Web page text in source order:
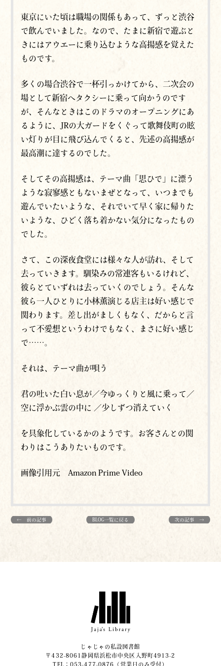
東京にいた頃は職場の関係もあって、ずっと渋谷
で飲んでいました。なので、たまに新宿で遊ぶと
きにはアウエーに乗り込むような高揚感を覚えた
ものです。
多くの場合渋谷で一杯引っかけてから、二次会の
場として新宿へタクシーに乗って向かうのです
が、そんなときはこのドラマのオープニングにあ
るように、JRの大ガードをくぐって歌舞伎町の眩
い灯りが目に飛び込んでくると、先述の高揚感が
最高潮に達するのでした。
そしてその高揚感は、テーマ曲「思ひで」に漂う
ような寂寥感ともないまぜとなって、いつまでも
遊んでいたいような、それでいて早く家に帰りた
いような、ひどく落ち着かない気分になったもの
でした。
さて、この深夜食堂には様々な人が訪れ、そして
去っていきます。馴染みの常連客もいるけれど、
彼らとていずれは去っていくのでしょう。そんな
彼ら一人ひとりに小林薫演じる店主は好い感じで
関わります。差し出がましくもなく、だからと言
って不愛想というわけでもなく、まさに好い感じ
で……。
それは、テーマ曲が唄う
君の吐いた白い息が／今ゆっくりと風に乗って／
空に浮かぶ雲の中に ／少しずつ消えていく
を具象化しているかのようです。お客さんとの関
わりはこうありたいものです。
画像引用元 Amazon Prime Video
← 前の記事 BLOG一覧に戻る 次の記事 →
じゃじゃの私設図書館
〒432-8061静岡県浜松市中央区入野町4913-2
​TEL：053-477-0876（営業日のみ受付）